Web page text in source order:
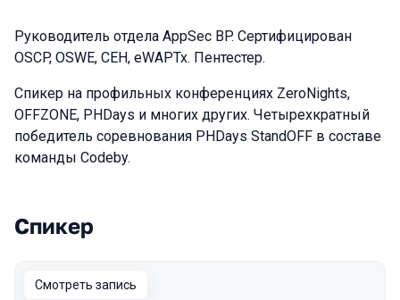
Руководитель отдела AppSec BP. Сертифицирован
OSCP, OSWE, CEH, eWAPTx. Пентестер.
Спикер на профильных конференциях ZeroNights,
OFFZONE, PHDays и многих других. Четырехкратный
победитель соревнования PHDays StandOFF в составе
команды Codeby.
Выступления в сезоне 2024 Autumn
Спикер
Смотреть запись